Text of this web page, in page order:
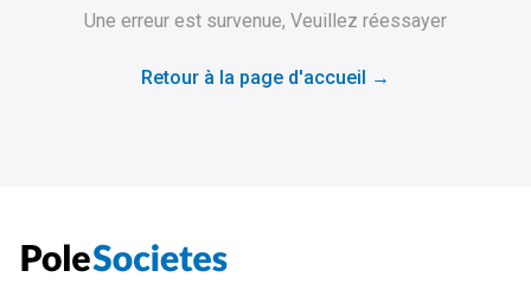
Une erreur est survenue, Veuillez réessayer
Retour à la page d'accueil →